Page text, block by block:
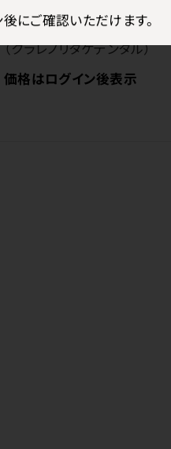
にご確認いただけます。
超硬石こう ピースロック
（クラレノリタケデンタル）
価格はログイン後表示